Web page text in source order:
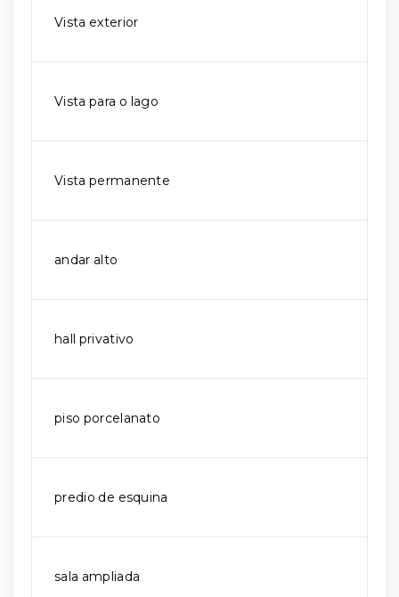
Vista exterior
Vista para o lago
Vista permanente
andar alto
hall privativo
piso porcelanato
predio de esquina
sala ampliada